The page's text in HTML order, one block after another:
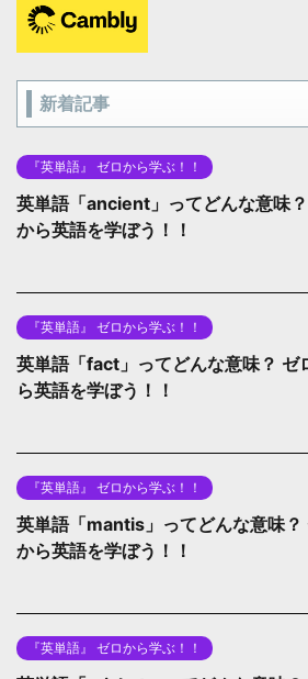
新着記事
『英単語』 ゼロから学ぶ！！
英単語「ancient」ってどんな意味
から英語を学ぼう！！
『英単語』 ゼロから学ぶ！！
英単語「fact」ってどんな意味？ ゼ
ら英語を学ぼう！！
『英単語』 ゼロから学ぶ！！
英単語「mantis」ってどんな意味？
から英語を学ぼう！！
『英単語』 ゼロから学ぶ！！